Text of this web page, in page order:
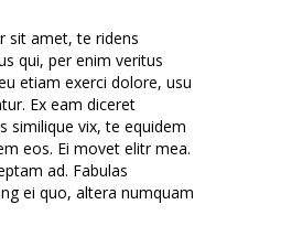
sit amet, te ridens
qui, per enim veritus
etiam exerci dolore, usu
Ex eam diceret
similique vix, te equidem
eos. Ei movet elitr mea.
ad. Fabulas
ei quo, altera numquam